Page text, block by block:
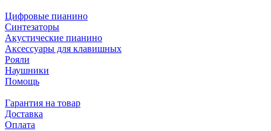
Цифровые пианино
Синтезаторы
Акустические пианино
Аксессуары для клавишных
Рояли
Наушники
Помощь
Гарантия на товар
Доставка
Оплата